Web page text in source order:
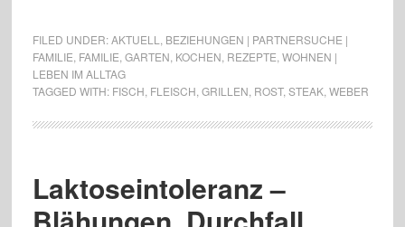
FILED UNDER:AKTUELL
BEZIEHUNGEN | PARTNERSUCHE |
FAMILIE FAMILIE GARTEN KOCHEN REZEPTE WOHNEN |
LEBEN IM ALLTAG
TAGGED WITH: FISCH FLEISCH GRILLEN ROST, STEAK, WEBER
Laktoseintoleranz –